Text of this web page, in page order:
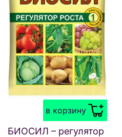
в корзину
БИОСИЛ – регулятор